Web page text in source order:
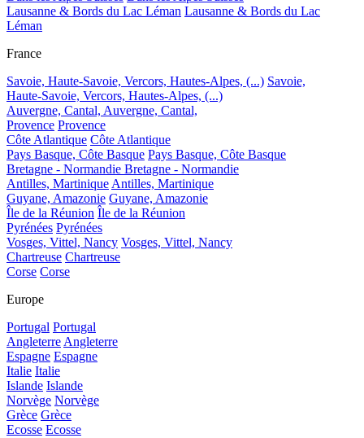
Lausanne & Bords du Lac Léman Lausanne & Bords du Lac
Léman
France
Savoie, Haute-Savoie, Vercors, Hautes-Alpes, (...) Savoie,
Haute-Savoie, Vercors, Hautes-Alpes, (...)
Auvergne, Cantal, Auvergne, Cantal,
Provence Provence
Côte Atlantique Côte Atlantique
Pays Basque, Côte Basque Pays Basque, Côte Basque
Bretagne - Normandie Bretagne - Normandie
Antilles, MartiniqueAntilles, Martinique
Guyane, Amazonie Guyane, Amazonie
Île de la Réunion Île de la Réunion
Pyrénées Pyrénées
Vosges, Vittel, Nancy Vosges, Vittel, Nancy
Chartreuse Chartreuse
Corse Corse
Europe
Portugal Portugal
AngleterreAngleterre
Espagne Espagne
Italie Italie
Islande Islande
Norvège Norvège
Grèce Grèce
Ecosse Ecosse